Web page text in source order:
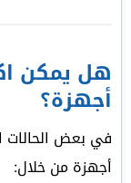
هل يمكن
أجهزة؟
في بعض الحالات
أجهزة من خلال: